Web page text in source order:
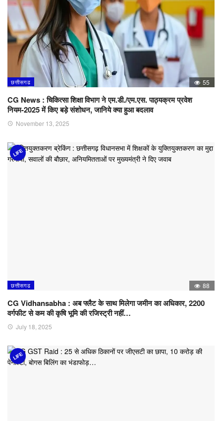
छत्तीसगढ 55
CG News : चिकित्सा शिक्षा विभाग ने एम.डी./एम.एस. पाठ्यक्रम प्रवेश
नियम-2025 में किए बड़े संशोधन, जानिये क्या हुआ बदलाव
November 13, 2025
LIFE
छत्तीसगढ 88
CG Vidhansabha : अब फ्लैट के साथ मिलेगा जमीन का अधिकार, 2200
वर्गफीट से कम की कृषि भूमि की रजिस्ट्री नहीं…
July 18, 2025
LIFE